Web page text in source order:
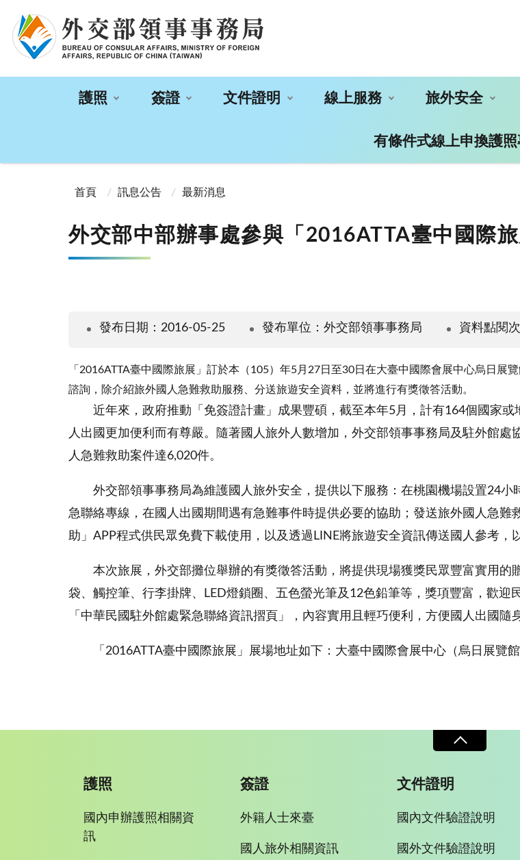
護照 簽證 文件證明 線上服務 旅外安全
有條件式線上申換護照
首頁
訊息公告 最新消息
外交部中部辦事處參與「2016ATTA臺中國際旅
發布日期：2016-05-25 發布單位：外交部領事事務局 資料點閱
「2016ATTA臺中國際旅展」訂於本（105）年5月27日至30日在大臺中國際會展中心烏日
諮詢，除介紹旅外國人急難救助服務、分送旅遊安全資料，並將進行有獎徵答活動。
近年來，政府推動「免簽證計畫」成果豐碩，截至本年5月，計有164個國家或
人出國更加便利而有尊嚴。隨著國人旅外人數增加，外交部領事事務局及駐外館
人急難救助案件達6,020件。
外交部領事事務局為維護國人旅外安全，提供以下服務：在桃園機場設置24小
急聯絡專線，在國人出國期間遇有急難事件時提供必要的協助；發送旅外國人急
助」APP程式供民眾免費下載使用，以及透過LINE將旅遊安全資訊傳送國人參考，
本次旅展，外交部攤位舉辦的有獎徵答活動，將提供現場獲獎民眾豐富實用的
袋、觸控筆、行李掛牌、LED燈鎖圈、五色螢光筆及12色鉛筆等，獎項豐富，歡迎
「中華民國駐外館處緊急聯絡資訊摺頁」，內容實用且輕巧便利，方便國人出國隨
「2016ATTA臺中國際旅展」展場地址如下：大臺中國際會展中心（烏日展覽館
護照
國內申辦護照相關資
訊
簽證
外籍人士來臺
國人旅外相關資訊
文件證明
國內文件驗證說明
國外文件驗證說明